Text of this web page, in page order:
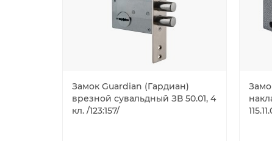
Замок Guardian (Гардиан)
врезной сувальдный ЗВ 50.01, 4
кл. /123:157/